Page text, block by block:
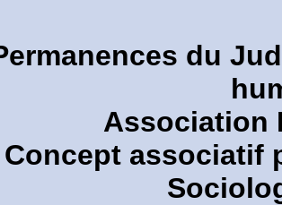
du
Association
Concept associatif